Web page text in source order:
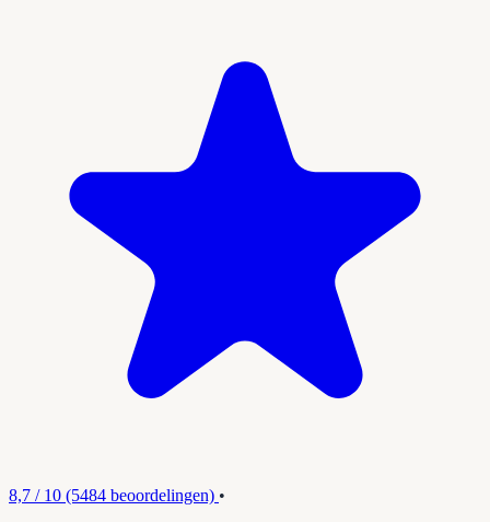
8,7 / 10 (5484 beoordelingen) •